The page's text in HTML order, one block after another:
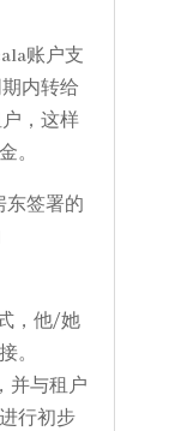
账户支
内转给
，这样
。
东签署的
，他/她
。
并与租户
行初步